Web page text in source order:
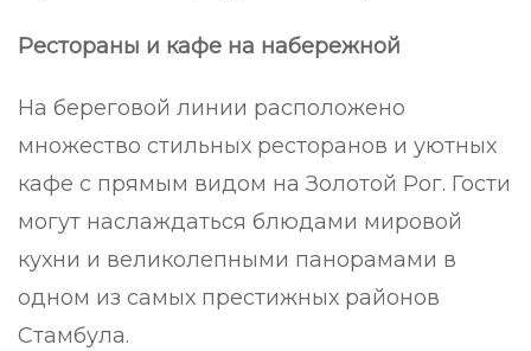
Рестораны и кафе на набережной
На береговой линии расположено
множество стильных ресторанов и уютных
кафе с прямым видом на Золотой Рог. Гости
могут наслаждаться блюдами мировой
кухни и великолепными панорамами в
одном из самых престижных районов
Стамбула.